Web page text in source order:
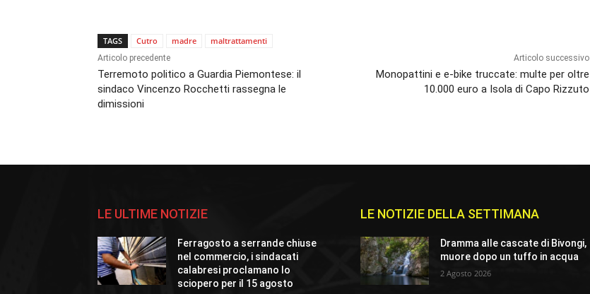
TAGS Cutro madre maltrattamenti
Articolo precedente
Terremoto politico a Guardia Piemontese: il
sindaco Vincenzo Rocchetti rassegna le
dimissioni
Articolo successivo
Monopattini e e-bike truccate: multe per oltre
10.000 euro a Isola di Capo Rizzuto
LE ULTIME NOTIZIE
Ferragosto a serrande chiuse
nel commercio, i sindacati
calabresi proclamano lo
sciopero per il 15 agosto
LE NOTIZIE DELLA SETTIMANA
Dramma alle cascate di Bivongi,
muore dopo un tuffo in acqua
2 Agosto 2026